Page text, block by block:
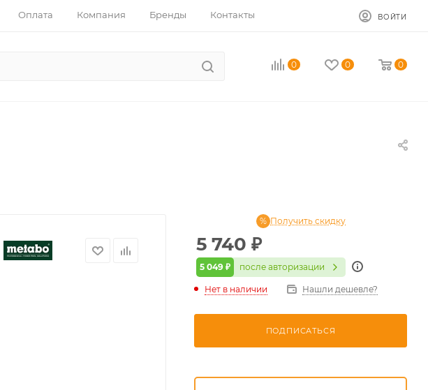
Оплата Компания Бренды Контакты ВОЙТИ
0 0 0
5 740 ₽
5 049 ₽ после авторизации
Получить скидку
Нет в наличии Нашли дешевле?
ПОДПИСАТЬСЯ